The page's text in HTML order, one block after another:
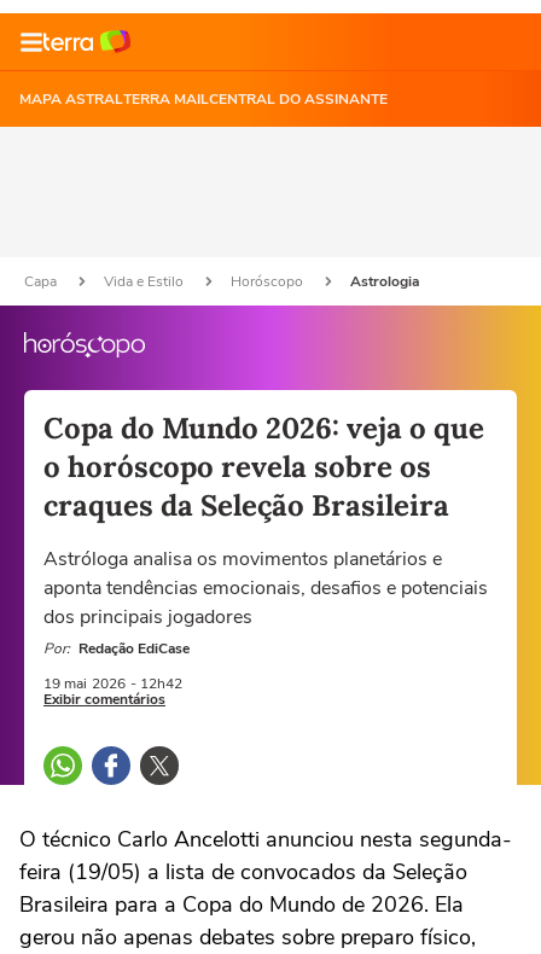
MAPA ASTRALTERRA MAILCENTRAL DO ASSINANTE
Capa Vida e Estilo Horóscopo Astrologia
Copa do Mundo 2026: veja o que
o horóscopo revela sobre os
craques da Seleção Brasileira
Astróloga analisa os movimentos planetários e
aponta tendências emocionais, desafios e potenciais
dos principais jogadores
Por: Redação EdiCase
19 mai 2026 - 12h42
Exibir comentários
O técnico Carlo Ancelotti anunciou nesta segunda-
feira (19/05) a lista de convocados da Seleção
Brasileira para a Copa do Mundo de 2026. Ela
gerou não apenas debates sobre preparo físico,